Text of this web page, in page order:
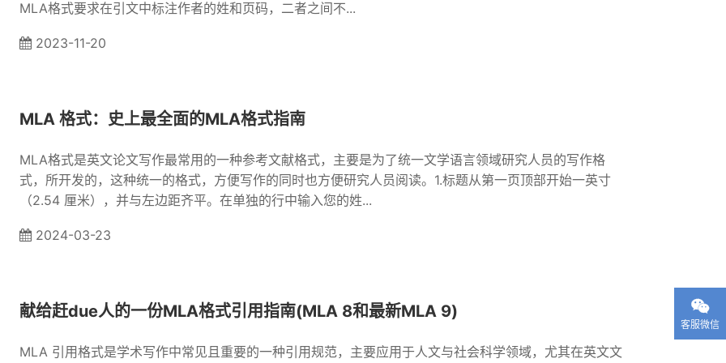
MLA格式要求在引文中标注作者的姓和页码，二者之间不...
2023-11-20
MLA 格式：史上最全面的MLA格式指南
MLA格式是英文论文写作最常用的一种参考文献格式，主要是为了统一文学语言领域研究人员的写作格
式，所开发的，这种统一的格式，方便写作的同时也方便研究人员阅读。1.标题从第一页顶部开始一英寸
（2.54 厘米），并与左边距齐平。在单独的行中输入您的姓...
2024-03-23
献给赶due人的一份MLA格式引用指南(MLA 8和最新MLA 9)
MLA 引用格式是学术写作中常见且重要的一种引用规范，主要应用于人文与社会科学领域，尤其在英文文

客服微信